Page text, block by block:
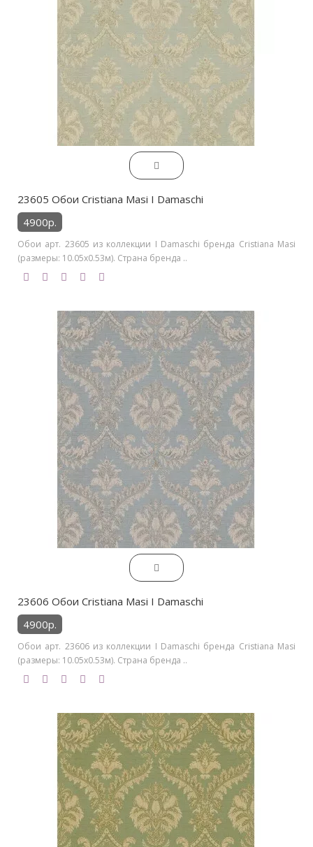
23605 Обои Cristiana Masi I Damaschi
4900р.
Обои арт. 23605 из коллекции I Damaschi бренда Cristiana Masi
(размеры: 10.05х0.53м). Страна бренда ..
23606 Обои Cristiana Masi I Damaschi
4900р.
Обои арт. 23606 из коллекции I Damaschi бренда Cristiana Masi
(размеры: 10.05х0.53м). Страна бренда ..